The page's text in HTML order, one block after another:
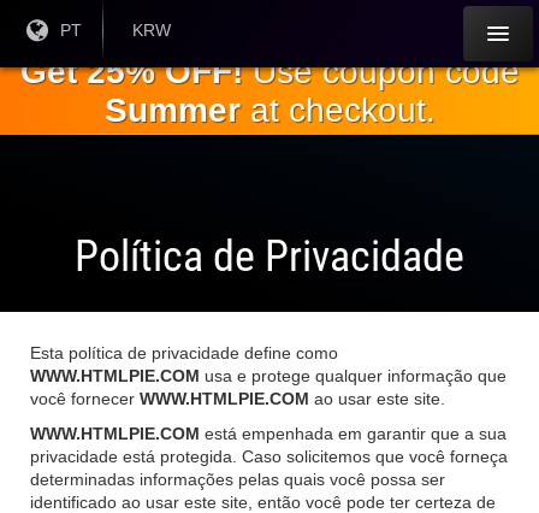
principal
Língua
PT
Moeda
KRW
Get 25% OFF!Use coupon code
Summerat checkout.
Política de Privacidade
Esta política de privacidade define como
WWW.HTMLPIE.COM usa e protege qualquer informação que
você fornecer WWW.HTMLPIE.COM ao usar este site.
WWW.HTMLPIE.COM está empenhada em garantir que a sua
privacidade está protegida. Caso solicitemos que você forneça
determinadas informações pelas quais você possa ser
identificado ao usar este site, então você pode ter certeza de